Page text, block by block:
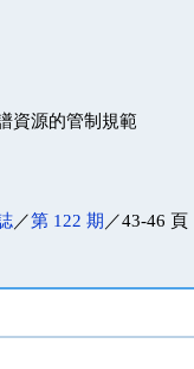
資源的管制規範
／第 122 期 ／43-46 頁